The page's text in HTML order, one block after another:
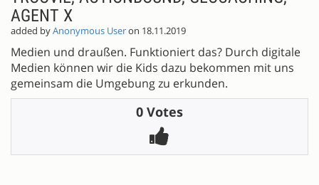
AGENT X
added byAnonymous Useron 18.11.2019
Medien und draußen. Funktioniert das? Durch digitale
Medien können wir die Kids dazu bekommen mit uns
gemeinsam die Umgebung zu erkunden.
0 Votes